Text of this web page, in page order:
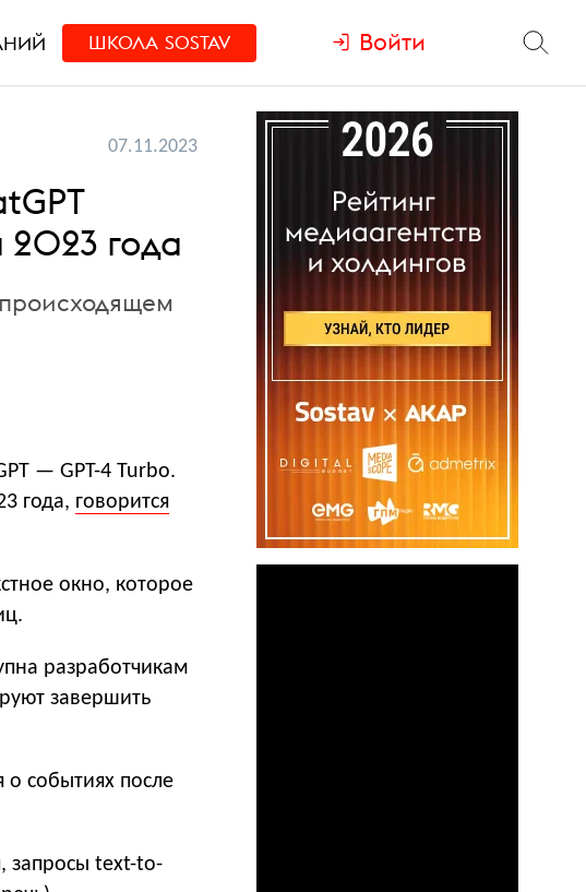
ШКОЛА SOSTAV Войти
07.11.2023
года
— GPT-4 Turbo.
года, говорится
окно, которое
разработчикам
завершить
событиях после
запросы text-to-